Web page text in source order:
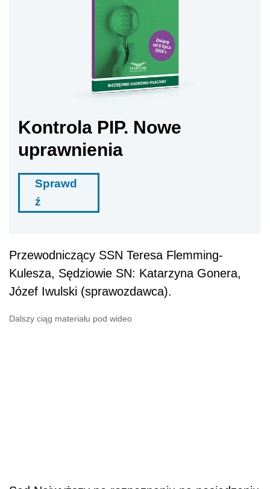
Kontrola PIP. Nowe
uprawnienia
Sprawd
ź
Przewodniczący SSN Teresa Flemming-
Kulesza, Sędziowie SN: Katarzyna Gonera,
Józef Iwulski (sprawozdawca).
Dalszy ciąg materiału pod wideo